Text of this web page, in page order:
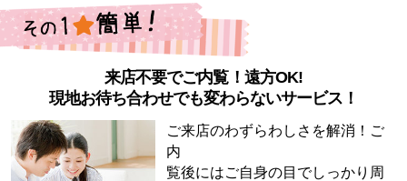
来店不要でご内覧！遠方OK!
現地お待ち合わせでも変わらないサービス！
ご来店のわずらわしさを解消！ご
内
覧後にはご自身の目でしっかり周